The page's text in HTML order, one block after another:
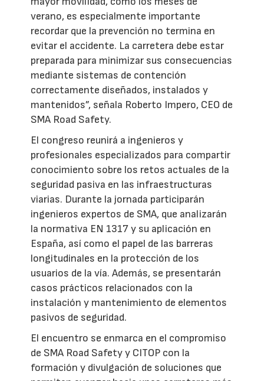
verano, es especialmente importante
recordar que la prevención no termina en
evitar el accidente. La carretera debe estar
preparada para minimizar sus consecuencias
mediante sistemas de contención
correctamente diseñados, instalados y
mantenidos”, señala Roberto Impero, CEO de
SMA Road Safety.
El congreso reunirá a ingenieros y
profesionales especializados para compartir
conocimiento sobre los retos actuales de la
seguridad pasiva en las infraestructuras
viarias. Durante la jornada participarán
ingenieros expertos de SMA, que analizarán
la normativa EN 1317 y su aplicación en
España, así como el papel de las barreras
longitudinales en la protección de los
usuarios de la vía. Además, se presentarán
casos prácticos relacionados con la
instalación y mantenimiento de elementos
pasivos de seguridad.
El encuentro se enmarca en el compromiso
de SMA Road Safety y CITOP con la
formación y divulgación de soluciones que